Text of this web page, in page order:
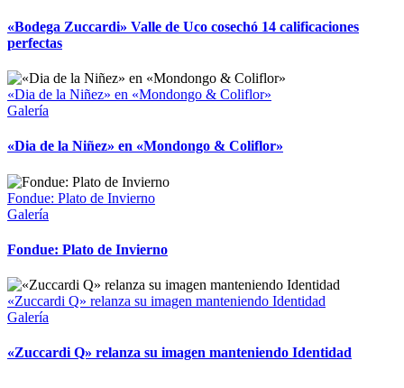
«Bodega Zuccardi» Valle de Uco cosechó 14 calificaciones
perfectas
«Dia de la Niñez» en «Mondongo & Coliflor»
Galería
«Dia de la Niñez» en «Mondongo & Coliflor»
Fondue: Plato de Invierno
Galería
Fondue: Plato de Invierno
«Zuccardi Q» relanza su imagen manteniendo Identidad
Galería
«Zuccardi Q» relanza su imagen manteniendo Identidad